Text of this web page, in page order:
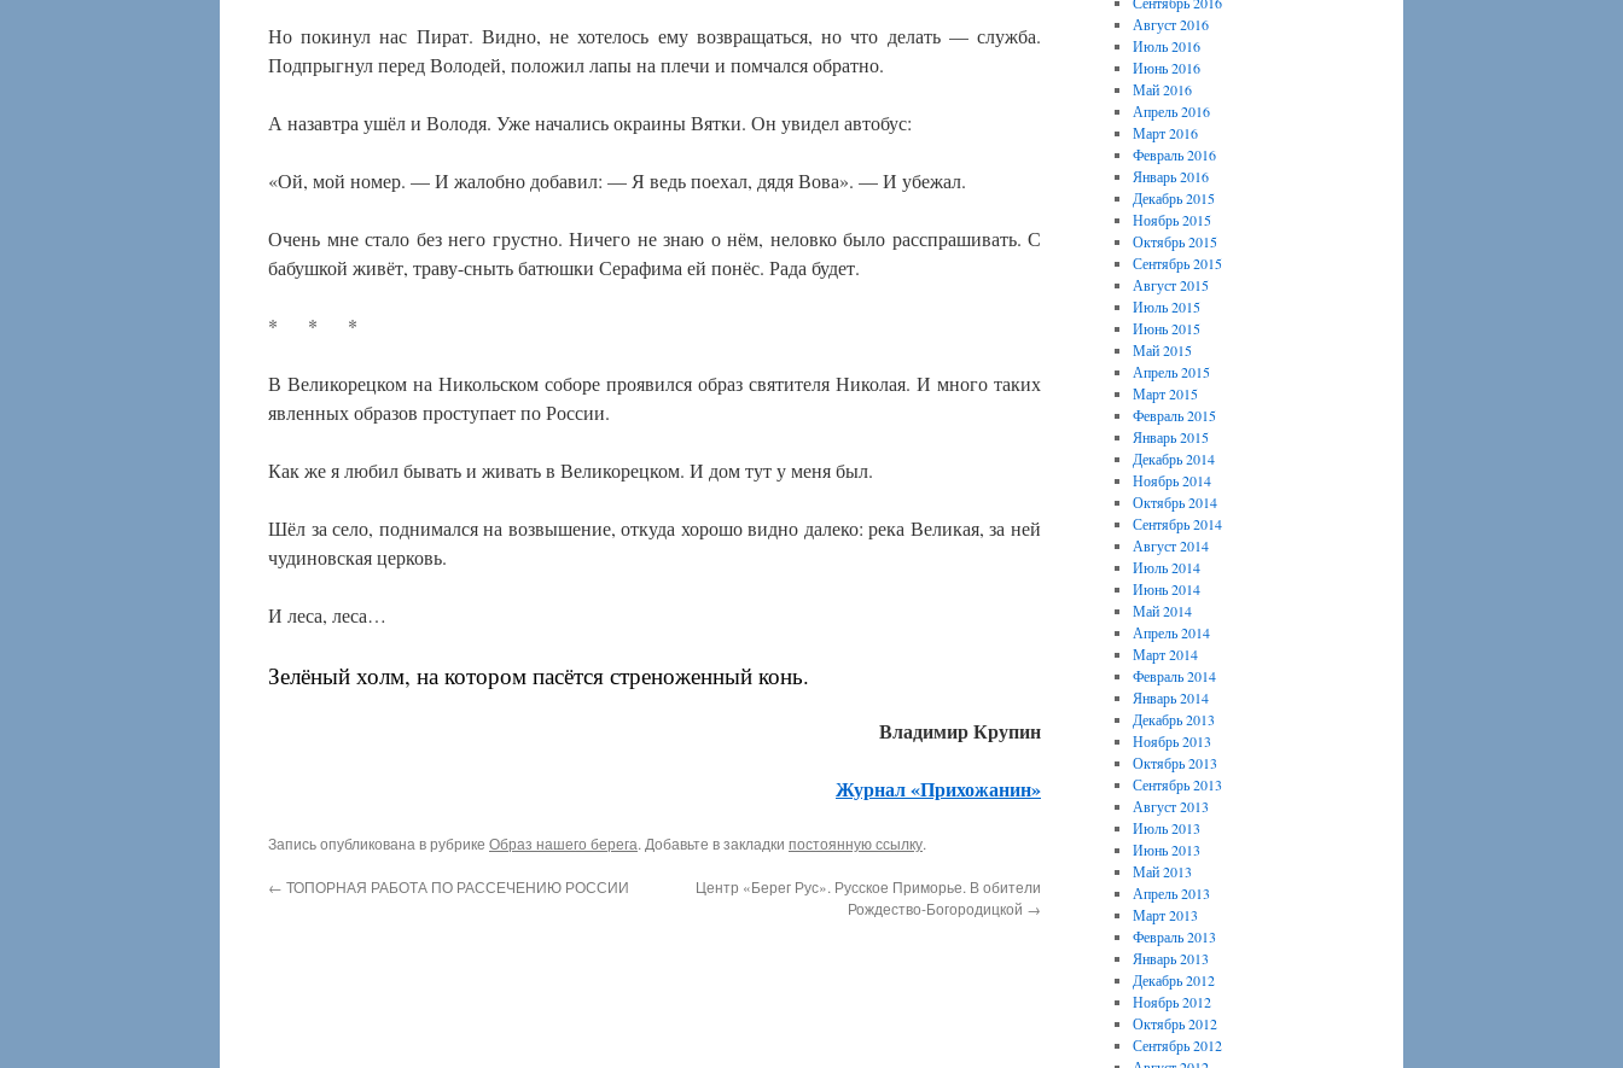
Но покинул нас Пират. Видно, не хотелось ему возвращаться, но что делать — служба.
Подпрыгнул перед Володей, положил лапы на плечи и помчался обратно.
А назавтра ушёл и Володя. Уже начались окраины Вятки. Он увидел автобус:
«Ой, мой номер. — И жалобно добавил: — Я ведь поехал, дядя Вова». — И убежал.
Очень мне стало без него грустно. Ничего не знаю о нём, неловко было расспрашивать. С
бабушкой живёт, траву-сныть батюшки Серафима ей понёс. Рада будет.
* * *
В Великорецком на Никольском соборе проявился образ святителя Николая. И много таких
явленных образов проступает по России.
Как же я любил бывать и живать в Великорецком. И дом тут у меня был.
Шёл за село, поднимался на возвышение, откуда хорошо видно далеко: река Великая, за ней
чудиновская церковь.
И леса, леса…
Зелёный холм, на котором пасётся стреноженный конь.
Владимир Крупин
Журнал «Прихожанин»
Запись опубликована в рубрике Образ нашего берега. Добавьте в закладки постоянную ссылку.
← ТОПОРНАЯ РАБОТА ПО РАССЕЧЕНИЮ РОССИИ
Центр «Берег Рус». Русское Приморье. В обители
Рождество-Богородицкой →
Август 2016
Июль 2016
Июнь 2016
Май 2016
Апрель 2016
Март 2016
Февраль 2016
Январь 2016
Декабрь 2015
Ноябрь 2015
Октябрь 2015
Сентябрь 2015
Август 2015
Июль 2015
Июнь 2015
Май 2015
Апрель 2015
Март 2015
Февраль 2015
Январь 2015
Декабрь 2014
Ноябрь 2014
Октябрь 2014
Сентябрь 2014
Август 2014
Июль 2014
Июнь 2014
Май 2014
Апрель 2014
Март 2014
Февраль 2014
Январь 2014
Декабрь 2013
Ноябрь 2013
Октябрь 2013
Сентябрь 2013
Август 2013
Июль 2013
Июнь 2013
Май 2013
Апрель 2013
Март 2013
Февраль 2013
Январь 2013
Декабрь 2012
Ноябрь 2012
Октябрь 2012
Сентябрь 2012